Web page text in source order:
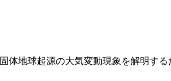
固体地球起源の大気変動現象を解明す